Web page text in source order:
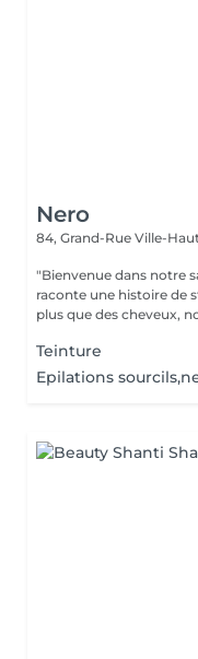
Nero
84, Grand-Rue Ville-
"Bienvenue dans notre
raconte une histoire de
plus que des cheveux,
Teinture
Epilations